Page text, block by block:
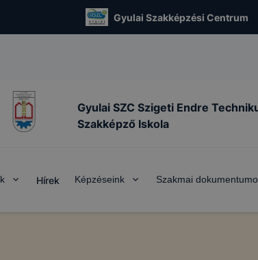
Gyulai Szakképzési Centrum
Gyulai SZC Szigeti Endre
Szakképző Iskola
Hírek Képzéseink Szakmai